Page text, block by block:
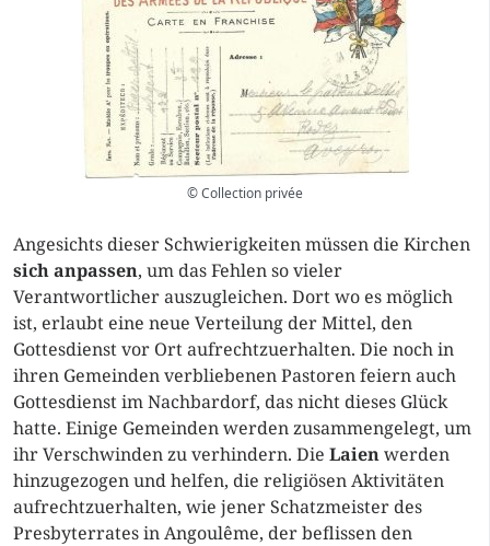
© Collection privée
Angesichts dieser Schwierigkeiten müssen die Kirchen
sich anpassen, um das Fehlen so vieler
Verantwortlicher auszugleichen. Dort wo es möglich
ist, erlaubt eine neue Verteilung der Mittel, den
Gottesdienst vor Ort aufrechtzuerhalten. Die noch in
ihren Gemeinden verbliebenen Pastoren feiern auch
Gottesdienst im Nachbardorf, das nicht dieses Glück
hatte. Einige Gemeinden werden zusammengelegt, um
ihr Verschwinden zu verhindern. Die Laienwerden
hinzugezogen und helfen, die religiösen Aktivitäten
aufrechtzuerhalten, wie jener Schatzmeister des
Presbyterrates in Angoulême, der beflissen den